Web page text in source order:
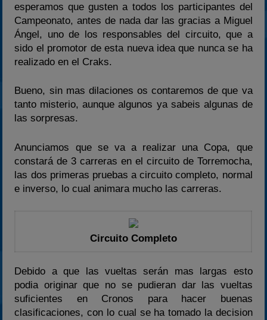
esperamos que gusten a todos los participantes del
Campeonato, antes de nada dar las gracias a Miguel
Ángel, uno de los responsables del circuito, que a
sido el promotor de esta nueva idea que nunca se ha
realizado en el Craks.
Bueno, sin mas dilaciones os contaremos de que va
tanto misterio, aunque algunos ya sabeis algunas de
las sorpresas.
Anunciamos que se va a realizar una Copa, que
constará de 3 carreras en el circuito de Torremocha,
las dos primeras pruebas a circuito completo, normal
e inverso, lo cual animara mucho las carreras.
Circuito Completo
Debido a que las vueltas serán mas largas esto
podia originar que no se pudieran dar las vueltas
suficientes en Cronos para hacer buenas
clasificaciones, con lo cual se ha tomado la decision